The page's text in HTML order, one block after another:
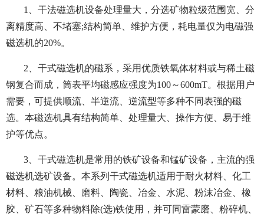
1、干法磁选机设备处理量大，分选矿物粒级范围宽、分
离精度高、不堵塞;结构简单、维护方便，耗电量仅为电磁强
磁选机的20%。
2、干式磁选机的磁系，采用优质铁氧体材料或与稀土磁
钢复合而成，筒表平均磁感应强度为100～600mT。根据用户
需要，可提供顺流、半逆流、逆流型等多种不同表强的磁
选。本磁选机具有结构简单、处理量大、操作方便、易于维
护等优点。
3、干式磁选机是常用的铁矿设备和锰矿设备，主流的强
磁选机选矿设备。本系列干式磁选机适用于耐火材料、化工
材料、粮油机械、磨料、陶瓷、冶金、水泥、粉沫冶金、橡
胶、矿石等多种物料除(选)铁使用，并可同雷蒙磨、粉碎机、